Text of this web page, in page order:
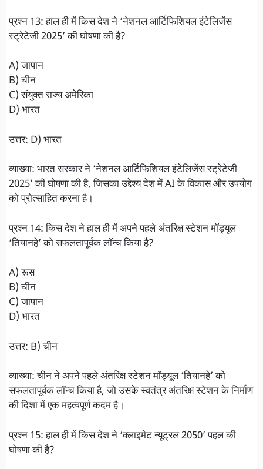
प्रश्न 13: हाल ही में किस देश ने ‘नेशनल आर्टिफिशियल इंटेलिजेंस
स्ट्रेटेजी 2025’ की घोषणा की है?
A) जापान
B) चीन
C) संयुक्त राज्य अमेरिका
D) भारत
उत्तर: D) भारत
व्याख्या: भारत सरकार ने ‘नेशनल आर्टिफिशियल इंटेलिजेंस स्ट्रेटेजी
2025’ की घोषणा की है, जिसका उद्देश्य देश में AI के विकास और उपयोग
को प्रोत्साहित करना है।
प्रश्न 14: किस देश ने हाल ही में अपने पहले अंतरिक्ष स्टेशन मॉड्यूल
‘तियानहे’ को सफलतापूर्वक लॉन्च किया है?
A) रूस
B) चीन
C) जापान
D) भारत
उत्तर: B) चीन
व्याख्या: चीन ने अपने पहले अंतरिक्ष स्टेशन मॉड्यूल ‘तियानहे’ को
सफलतापूर्वक लॉन्च किया है, जो उसके स्वतंत्र अंतरिक्ष स्टेशन के निर्माण
की दिशा में एक महत्वपूर्ण कदम है।
प्रश्न 15: हाल ही में किस देश ने ‘क्लाइमेट न्यूट्रल 2050’ पहल की
घोषणा की है?